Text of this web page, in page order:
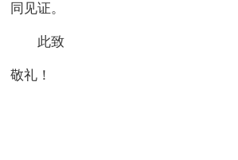
同见证。
此致
敬礼！